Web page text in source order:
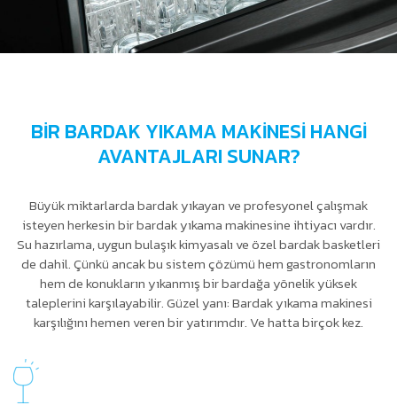
BİR BARDAK YIKAMA MAKİNESİ HANGİ
AVANTAJLARI SUNAR?
Büyük miktarlarda bardak yıkayan ve profesyonel çalışmak
isteyen herkesin bir bardak yıkama makinesine ihtiyacı vardır.
Su hazırlama, uygun bulaşık kimyasalı ve özel bardak basketleri
de dahil. Çünkü ancak bu sistem çözümü hem gastronomların
hem de konukların yıkanmış bir bardağa yönelik yüksek
taleplerini karşılayabilir. Güzel yanı: Bardak yıkama makinesi
karşılığını hemen veren bir yatırımdır. Ve hatta birçok kez.